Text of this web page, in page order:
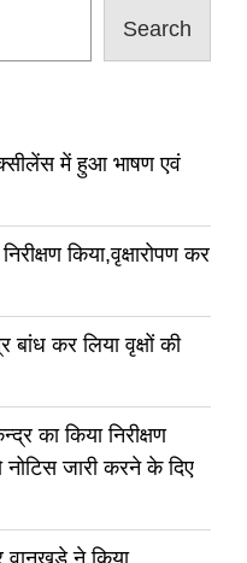
Search
में हुआ भाषण एवं
किया,वृक्षारोपण कर
बांध कर लिया वृक्षों की
का किया निरीक्षण
जारी करने के दिए